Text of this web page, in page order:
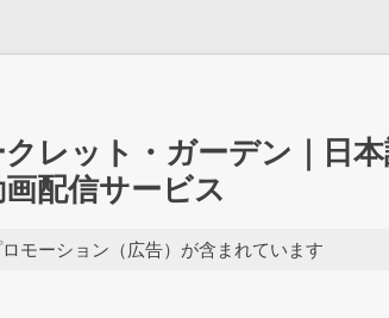
クレット・ガーデン｜日
配信サービス
モーション（広告）が含まれています